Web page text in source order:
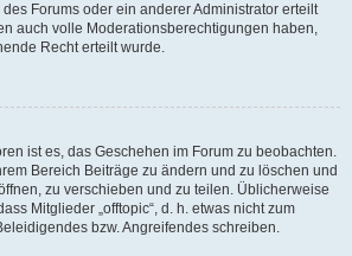
Forums oder ein anderer Administrator erteilt
auch volle Moderationsberechtigungen haben,
Recht erteilt wurde.
ist es, das Geschehen im Forum zu beobachten.
Bereich Beiträge zu ändern und zu löschen und
zu verschieben und zu teilen. Üblicherweise
Mitglieder „offtopic“, d. h. etwas nicht zum
bzw. Angreifendes schreiben.